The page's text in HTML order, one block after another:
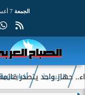
الجمعة 7 أغسطس 2026
يتصدر قائمة
الرئيسية أخبار عربية